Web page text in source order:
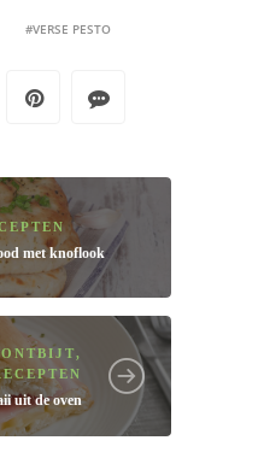
#VERSE PESTO
met knoflook
ONTBIJT,
uit de oven